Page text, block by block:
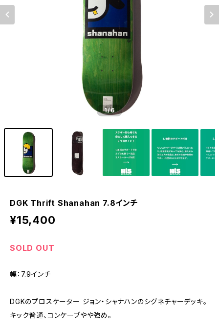
1/6
DGK Thrift Shanahan 7.8インチ
¥15,400
SOLD OUT
幅：7.9インチ
DGKのプロスケーター ジョン・シャナハンのシグネチャーデッキ。
キック普通、コンケーブやや強め。